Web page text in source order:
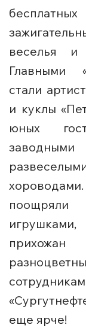
веселья и
Главными
стали
и куклы
юных
игрушками,
еще ярче!